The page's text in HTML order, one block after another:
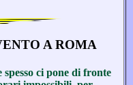
A ROMA
ci pone di fronte